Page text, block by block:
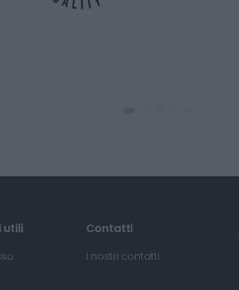
utili Contatti
I nostri contatti